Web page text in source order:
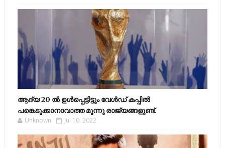
ആദ്യ 20 ല്‍ ഉള്‍പ്പെട്ടിട്ടും വേള്‍ഡ് കപ്പില്‍
പങ്കെടുക്കാനാവാത്ത മൂന്നു രാജ്യങ്ങളുണ്ട്.
Unknown Jul 10, 2022